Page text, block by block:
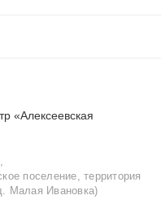
«Алексеевская
поселение, территория
Малая Ивановка)